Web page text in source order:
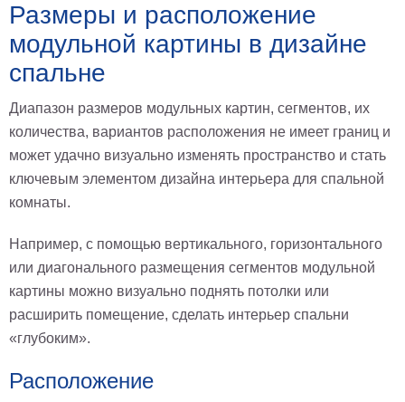
Размеры и расположение
модульной картины в дизайне
спальне
Диапазон размеров модульных картин, сегментов, их
количества, вариантов расположения не имеет границ и
может удачно визуально изменять пространство и стать
ключевым элементом дизайна интерьера для спальной
комнаты.
Например, с помощью вертикального, горизонтального
или диагонального размещения сегментов модульной
картины можно визуально поднять потолки или
расширить помещение, сделать интерьер спальни
«глубоким».
Расположение